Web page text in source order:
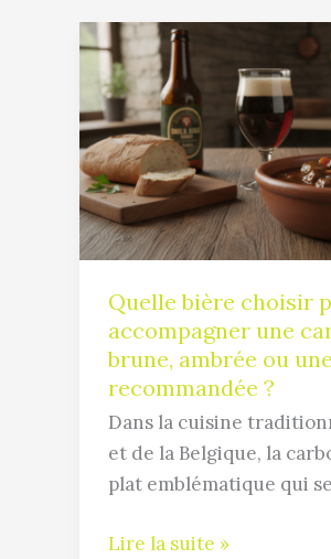
Quelle bière choisir
accompagner une
brune, ambrée ou
recommandée ?
Dans la cuisine
et de la Belgique, la
plat emblématique qui
Quelle
bière
choisir
pour
accompagner
une
carbonade
:
ambrée
ou
Lire la suite »